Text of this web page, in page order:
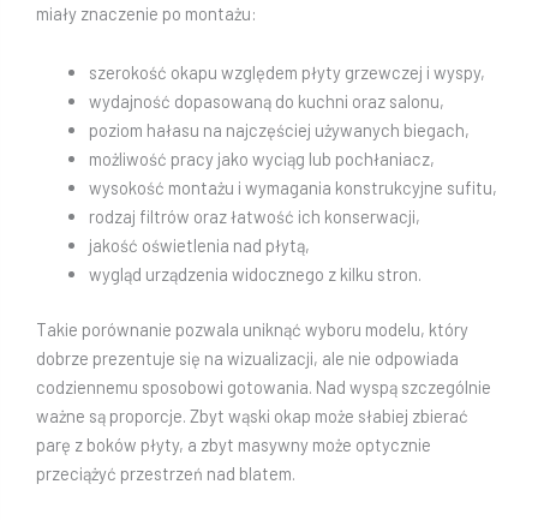
miały znaczenie po montażu:
szerokość okapu względem płyty grzewczej i wyspy,
wydajność dopasowaną do kuchni oraz salonu,
poziom hałasu na najczęściej używanych biegach,
możliwość pracy jako wyciąg lub pochłaniacz,
wysokość montażu i wymagania konstrukcyjne sufitu,
rodzaj filtrów oraz łatwość ich konserwacji,
jakość oświetlenia nad płytą,
wygląd urządzenia widocznego z kilku stron.
Takie porównanie pozwala uniknąć wyboru modelu, który
dobrze prezentuje się na wizualizacji, ale nie odpowiada
codziennemu sposobowi gotowania. Nad wyspą szczególnie
ważne są proporcje. Zbyt wąski okap może słabiej zbierać
parę z boków płyty, a zbyt masywny może optycznie
przeciążyć przestrzeń nad blatem.